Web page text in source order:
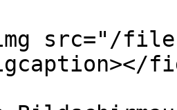
src="/